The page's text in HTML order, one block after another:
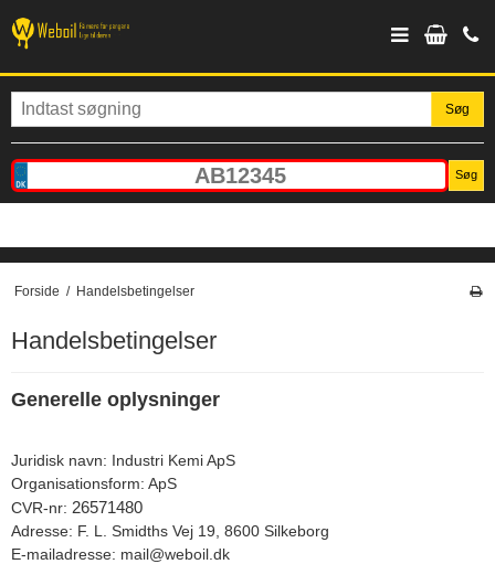
Søg
Søg
Forside / Handelsbetingelser
Handelsbetingelser
Generelle oplysninger
Juridisk navn: Industri Kemi ApS
Organisationsform: ApS
CVR-nr: 26571480
Adresse: F. L. Smidths Vej 19, 8600 Silkeborg
E-mailadresse: mail@weboil.dk